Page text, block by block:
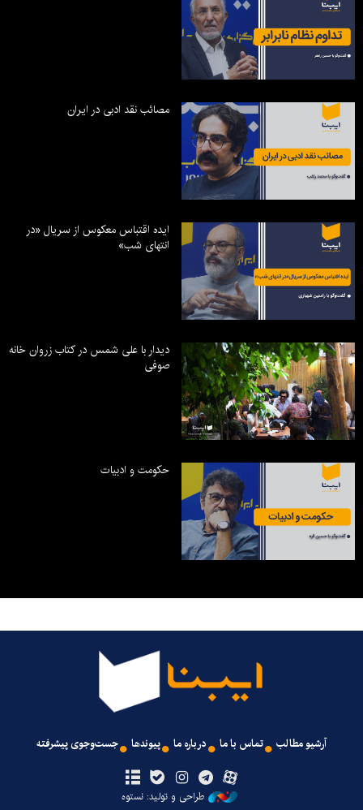
مصائب نقد ادبی در ایران
ایده اقتباس معکوس از سریال «در
انتهای شب»
دیدار با علی شمس در کتاب زروان خانه
صوفی
حکومت و ادبیات
آرشیو مطالب تماس با ما درباره ما پیوندها جست‌وجوی پیشرفته
طراحی و تولید: نستوه